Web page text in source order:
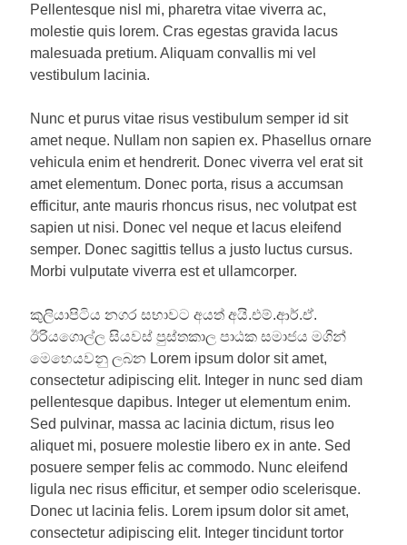
Pellentesque nisl mi, pharetra vitae viverra ac,
molestie quis lorem. Cras egestas gravida lacus
malesuada pretium. Aliquam convallis mi vel
vestibulum lacinia.
Nunc et purus vitae risus vestibulum semper id sit
amet neque. Nullam non sapien ex. Phasellus ornare
vehicula enim et hendrerit. Donec viverra vel erat sit
amet elementum. Donec porta, risus a accumsan
efficitur, ante mauris rhoncus risus, nec volutpat est
sapien ut nisi. Donec vel neque et lacus eleifend
semper. Donec sagittis tellus a justo luctus cursus.
Morbi vulputate viverra est et ullamcorper.
කුලියාපිටිය නගර සභාවට අයත් අයි.එම්.ආර්.ඒ.
ඊරියගොල්ල සියවස් පුස්තකාල පාඨක සමාජය මගින්
මෙහෙයවනු ලබන Lorem ipsum dolor sit amet,
consectetur adipiscing elit. Integer in nunc sed diam
pellentesque dapibus. Integer ut elementum enim.
Sed pulvinar, massa ac lacinia dictum, risus leo
aliquet mi, posuere molestie libero ex in ante. Sed
posuere semper felis ac commodo. Nunc eleifend
ligula nec risus efficitur, et semper odio scelerisque.
Donec ut lacinia felis. Lorem ipsum dolor sit amet,
consectetur adipiscing elit. Integer tincidunt tortor